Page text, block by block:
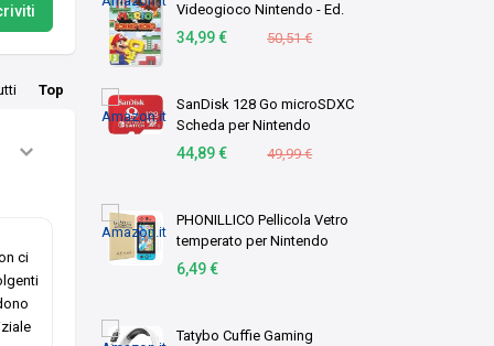
Videogioco Nintendo - Ed.
Italiana - Versione su
34,99 € 50,51 €
SanDisk 128 Go microSDXC
Scheda per Nintendo
Switch, Scheda di memoria
44,89 € 49,99 €
PHONILLICO Pellicola Vetro
temperato per Nintendo
Switch [2 Pezzi] Ultra
6,49 €
Tatybo Cuffie Gaming
Top
ci